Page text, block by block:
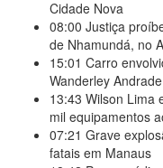
Cidade Nova
08:00 Justiça
de Nhamundá, no
15:01 Carro
Wanderley Andrade
13:43 Wilson Lima
mil equipamentos
07:21 Grave
fatais em Manaus